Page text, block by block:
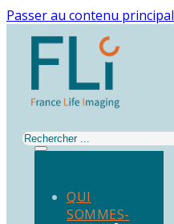
Passer au contenu principal
Rechercher
QUI
SOMMES-